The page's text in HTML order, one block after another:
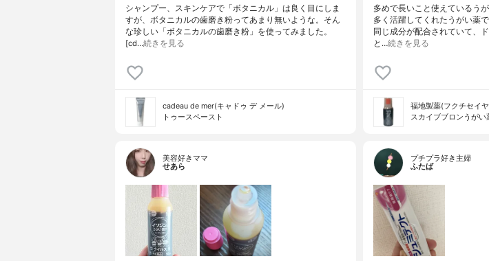
シャンプー、スキンケアで「ボタニカル」は良く目にしま
すが、ボタニカルの歯磨き粉ってあまり無いような。そん
な珍しい「ボタニカルの歯磨き粉」を使ってみました。
[cd…続きを見る
cadeau de mer(キャドゥ デ メール)
トゥースペースト
多めで長いこと使えているう
多く活躍してくれたうがい薬
同じ成分が配合されていて、
と…続きを見る
福地製薬(フクチセイ
スカイブブロンうがい
美容好きママ
せあら
プチプラ好き主婦
ふたば